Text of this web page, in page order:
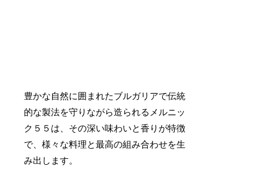
豊かな自然に囲まれたブルガリアで伝統
的な製法を守りながら造られるメルニッ
ク５５は、その深い味わいと香りが特徴
で、様々な料理と最高の組み合わせを生
み出します。